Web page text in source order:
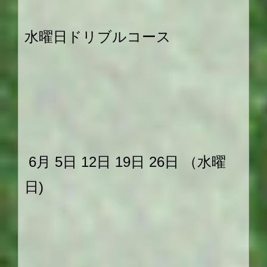
水曜日ドリブルコース
6月 5日 12日 19日 26日 （水曜
日)